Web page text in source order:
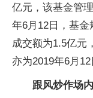
亿元，该基金管
年6月12日，基金
成交额为1.5亿元
亦为2019年6月12
跟风炒作场